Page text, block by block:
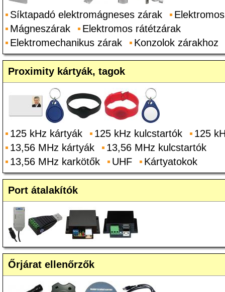
Síktapadó elektromágneses zárak
Mágneszárak
Elektromos rátétzárak
Elektromechanikus zárak
Konzolok zárakhoz
Proximity kártyák, tagok
125 kHz kártyák 125 kHz kulcstartók
125
13,56 MHz kártyák
13,56 MHz kulcstartók
13,56 MHz karkötők
UHF Kártyatokok
Port átalakítók
Őrjárat ellenőrzők